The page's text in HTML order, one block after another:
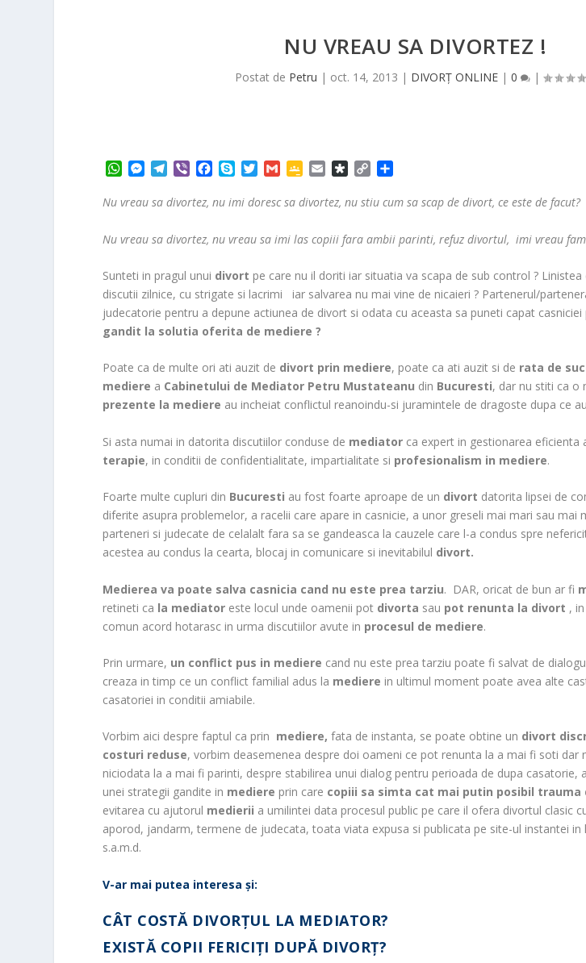
NU VREAU SA DIVORTEZ !
Postat de Petru | oct. 14, 2013 | DIVORȚ ONLINE| 0 |
W
a
s
A
p
M
s
e
n
e
r
T
l
g
r
m
V
b
r
c
b
o
k
y
e
T
i
t
e
G
a
l
G
o
l
e
l
a
s
s
o
o
m
a
l
D
a
p
o
a
p
L
i
k
r
a
j
a
z
ă
Nu vreau sa divortez, nu imi doresc sa divortez, nu stiu cum sa scap de divort, ce este de facut?
Nu vreau sa divortez, nu vreau sa imi las copiii fara ambii parinti, refuz divortul, imi vreau
Sunteti in pragul unui divort pe care nu il doriti iar situatia va scapa de sub control ?
discutii zilnice, cu strigate si lacrimi iar salvarea nu mai vine de nicaieri ? Partenerul/
judecatorie pentru a depune actiunea de divort si odata cu aceasta sa puneti capat casniciei
gandit la solutia oferita de mediere ?
Poate ca de multe ori ati auzit de divort prin mediere, poate ca ati auzit si de rata de
mediere a Cabinetului de Mediator Petru Mustateanu din Bucuresti, dar nu stiti ca o
prezente la mediere au incheiat conflictul reanoindu-si juramintele de dragoste dupa ce
Si asta numai in datorita discutiilor conduse de mediator ca expert in gestionarea eficienta
terapie, in conditii de confidentialitate, impartialitate si profesionalism in mediere.
Foarte multe cupluri din Bucuresti au fost foarte aproape de un divort datorita lipsei de
diferite asupra problemelor, a racelii care apare in casnicie, a unor greseli mai mari sau mai
parteneri si judecate de celalalt fara sa se gandeasca la cauzele care l-a condus spre
acestea au condus la cearta, blocaj in comunicare si inevitabilul divort.
Medierea va poate salva casnicia cand nu este prea tarziu. DAR, oricat de bun ar fi
retineti ca la mediator este locul unde oamenii pot divorta sau pot renunta la divort ,
comun acord hotarasc in urma discutiilor avute in procesul de mediere.
Prin urmare, un conflict pus in mediere cand nu este prea tarziu poate fi salvat de
creaza in timp ce un conflict familial adus la mediere in ultimul moment poate avea alte
casatoriei in conditii amiabile.
Vorbim aici despre faptul ca prin mediere, fata de instanta, se poate obtine un divort
costuri reduse, vorbim deasemenea despre doi oameni ce pot renunta la a mai fi soti dar
niciodata la a mai fi parinti, despre stabilirea unui dialog pentru perioada de dupa casatorie,
unei strategii gandite in mediere prin care copiii sa simta cat mai putin posibil trauma
evitarea cu ajutorul medierii a umilintei data procesul public pe care il ofera divortul clasic
aporod, jandarm, termene de judecata, toata viata expusa si publicata pe site-ul instantei
s.a.m.d.
V-ar mai putea interesa și:
CÂT COSTĂ DIVORȚUL LA MEDIATOR?
EXISTĂ COPII FERICIŢI DUPĂ DIVORŢ?